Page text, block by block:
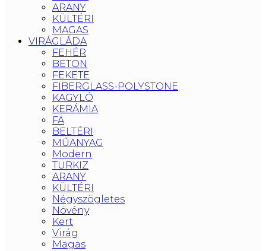
ARANY
KÜLTÉRI
MAGAS
VIRÁGLÁDA
FEHÉR
BETON
FEKETE
FIBERGLASS-POLYSTONE
KAGYLÓ
KERÁMIA
FA
BELTÉRI
MŰANYAG
Modern
TÜRKIZ
ARANY
KÜLTÉRI
Négyszögletes
Növény
Kert
Virág
Magas